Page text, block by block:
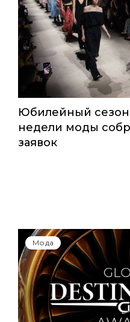
Юбилейный
недели моды
заявок
Мода